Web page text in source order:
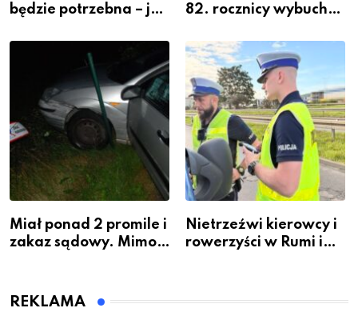
będzie potrzebna – jak
zawodem przyszłości i
gdzie się go nauczyć?
82. rocznicy wybuchu
Warszawskiego
Miał ponad 2 promile i
zakaz sądowy. Mimo
Bolszewie i uderzył w
Nietrzeźwi kierowcy i
rowerzyści w Rumi i
REKLAMA